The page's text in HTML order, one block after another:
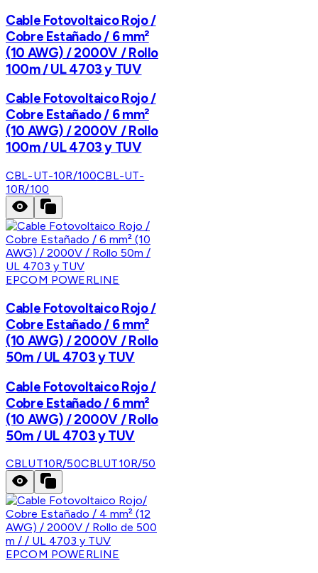
Cable Fotovoltaico Rojo /
Cobre Estañado / 6 mm²
(10 AWG) / 2000V / Rollo
100m / UL 4703 y TUV
Cable Fotovoltaico Rojo /
Cobre Estañado / 6 mm²
(10 AWG) / 2000V / Rollo
100m / UL 4703 y TUV
CBL-UT-10R/100CBL-UT-
10R/100
EPCOM POWERLINE
Cable Fotovoltaico Rojo /
Cobre Estañado / 6 mm²
(10 AWG) / 2000V / Rollo
50m / UL 4703 y TUV
Cable Fotovoltaico Rojo /
Cobre Estañado / 6 mm²
(10 AWG) / 2000V / Rollo
50m / UL 4703 y TUV
CBLUT10R/50CBLUT10R/50
EPCOM POWERLINE